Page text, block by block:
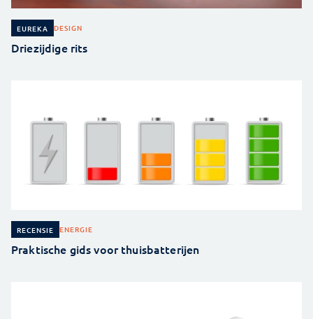
EUREKA DESIGN
Driezijdige rits
RECENSIE ENERGIE
Praktische gids voor thuisbatterijen